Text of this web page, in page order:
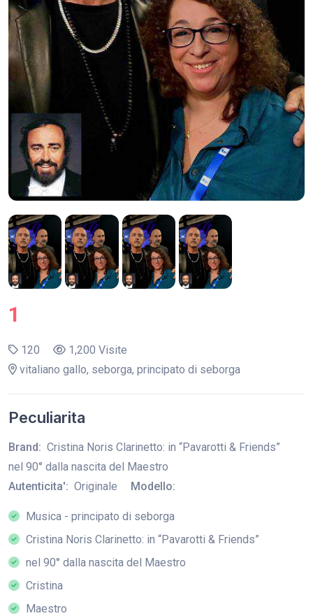
1
120
1,200 Visite
vitaliano gallo, seborga, principato di seborga
Peculiarita
Brand: Cristina Noris Clarinetto: in “Pavarotti & Friends”
nel 90° dalla nascita del Maestro
Autenticita': Originale Modello:
Musica - principato di seborga
Cristina Noris Clarinetto: in “Pavarotti & Friends”
nel 90° dalla nascita del Maestro
Cristina
Maestro